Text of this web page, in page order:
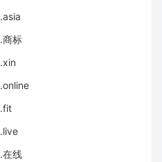
.asia
.商标
.xin
.online
.fit
.live
.在线